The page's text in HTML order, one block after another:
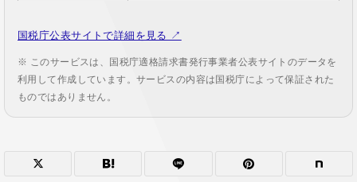
国税庁公表サイトで詳細を見る ↗
※ このサービスは、国税庁適格請求書発行事業者公表サイトのデータを
利用して作成しています。サービスの内容は国税庁によって保証された
ものではありません。